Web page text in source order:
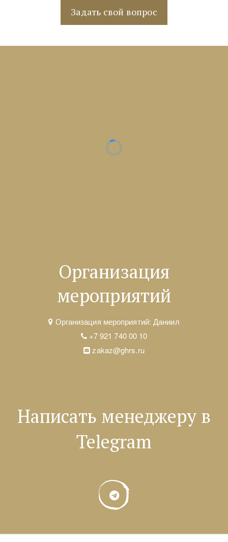
Задать свой вопрос
Организация
мероприятий
Организация мероприятий: Даниил
+7 921 740 00 10
zakaz@ghrs.ru
Написать менеджеру в
Telegram